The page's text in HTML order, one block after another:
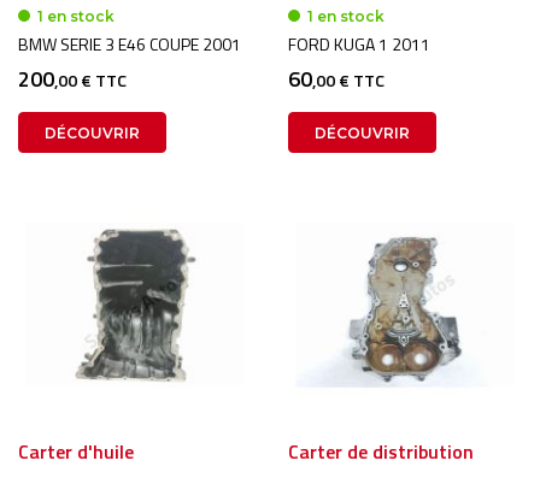
1 en stock
BMW SERIE 3 E46 COUPE 2001
200,00 € TTC
DÉCOUVRIR
1 en stock
FORD KUGA 1 2011
60,00 € TTC
DÉCOUVRIR
Carter d'huile Carter de distribution